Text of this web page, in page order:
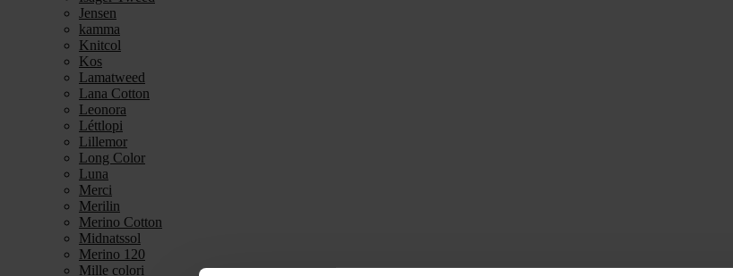
Jensen
kamma
Knitcol
Kos
Lamatweed
Lana Cotton
Leonora
Léttlopi
Lillemor
Long Color
Luna
Merci
Merilin
Merino Cotton
Midnatssol
Merino 120
Mille colori